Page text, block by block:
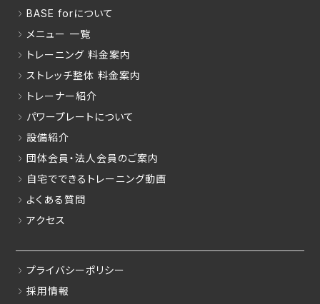
BASE forについて
メニュー 一覧
トレーニング 料金案内
ストレッチ整体 料金案内
トレーナー紹介
パワープレートについて
設備紹介
団体会員・法人会員のご案内
自宅でできるトレーニング動画
よくある質問
アクセス
プライバシーポリシー
採用情報